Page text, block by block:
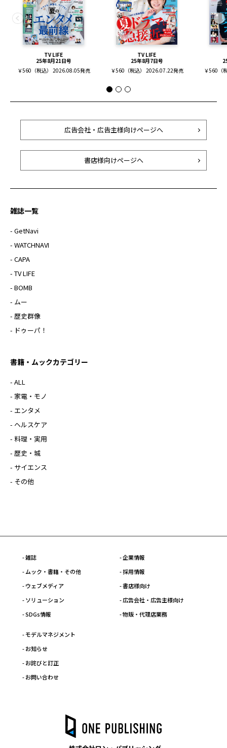
TV LIFE
25年8月21日号
￥560（税込） 2026.08.05発売
TV LIFE
25年8月7日号
￥560（税込） 2026.07.22発売
￥560（
広告会社・広告主様向けページへ
書店様向けページへ
雑誌一覧
- GetNavi
- WATCHNAVI
- CAPA
- TV LIFE
- BOMB
- ムー
- 歴史群像
- ドゥーパ！
書籍・ムックカテゴリー
- ALL
- 家電・モノ
- エンタメ
- ヘルスケア
- 料理・実用
- 歴史・城
- サイエンス
- その他
- 雑誌
- ムック・書籍・その他
- ウェブメディア
- ソリューション
- SDGs情報
- 企業情報
- 採用情報
- 書店様向け
- 広告会社・広告主様向け
- 物販・代理店業務
- モデルマネジメント
- お知らせ
- お詫びと訂正
- お問い合わせ